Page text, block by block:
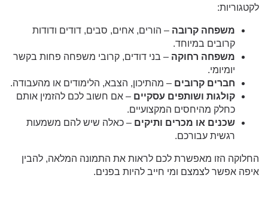
לקטגוריות:
משפחה קרובה – הורים, אחים, סבים, דודים ודודות
קרובים במיוחד.
משפחה רחוקה – בני דודים, קרובי משפחה פחות בקשר
יומיומי.
חברים קרובים – מהתיכון, הצבא, הלימודים או מהעבודה.
קולגות ושותפים עסקיים – אם חשוב לכם להזמין אותם
כחלק מהיחסים המקצועיים.
שכנים או מכרים ותיקים – כאלה שיש להם משמעות
רגשית עבורכם.
החלוקה הזו מאפשרת לכם לראות את התמונה המלאה, להבין
איפה אפשר לצמצם ומי חייב להיות בפנים.